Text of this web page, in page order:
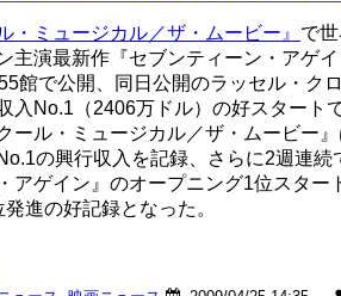
・ミュージカル／ザ・ムービー』 で
主演最新作『セブンティーン・アゲ
館で公開、同日公開のラッセル・ク
入No.1（2406万ドル）の好スタート
ール・ミュージカル／ザ・ムービー
の興行収入を記録、さらに2週連
アゲイン』のオープニング1位スタ
進の好記録となった。